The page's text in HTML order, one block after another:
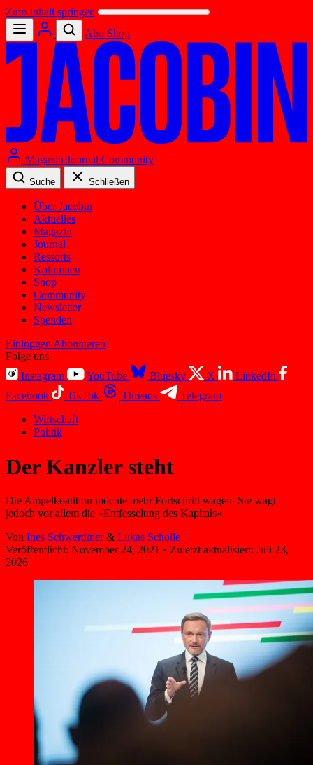
Zum Inhalt springen
Abo Shop
Magazin Journal Community
Suche Schließen
Über Jacobin
Aktuelles
Magazin
Journal
Ressorts
Kolumnen
Shop
Community
Newsletter
Spenden
Einloggen Abonnieren
Folge uns
Instagram
YouTube Bluesky X
LinkedIn
Facebook
TikTok Threads
Telegram
Wirtschaft
Politik
Der Kanzler steht
Die Ampelkoalition möchte mehr Fortschritt wagen. Sie wagt
jedoch vor allem die »Entfesselung des Kapitals«.
Von Ines Schwerdtner& Lukas Scholle
Veröffentlicht: November 24, 2021 • Zuletzt aktualisiert: Juli 23,
2026